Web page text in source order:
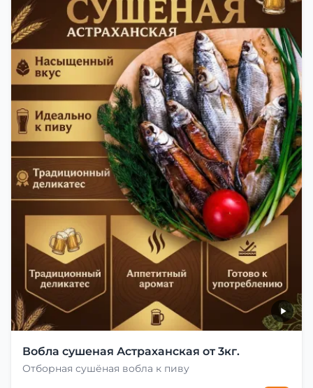
Вобла сушеная Астраханская от 3кг.
Отборная сушёная вобла к пиву